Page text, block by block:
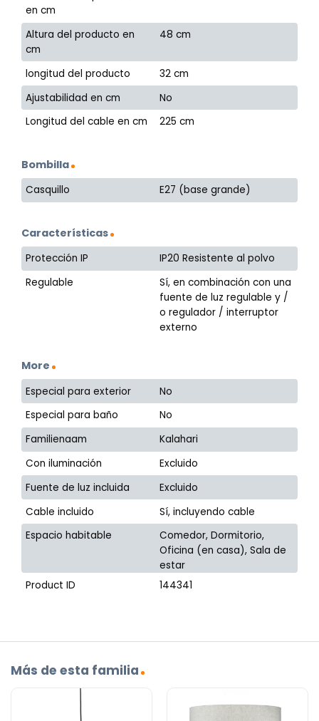
en cm
Altura del producto en
cm
48 cm
longitud del producto
32 cm
Ajustabilidad en cm
No
Longitud del cable en cm
225 cm
Bombilla
Casquillo E27 (base grande)
Características
Protección IP
IP20 Resistente al polvo
Regulable
Sí, en combinación con una
fuente de luz regulable y /
o regulador / interruptor
externo
More
Especial para exterior
No
Especial para baño
No
Familienaam
Kalahari
Con iluminación
Excluido
Fuente de luz incluida
Excluido
Cable incluido
Sí, incluyendo cable
Espacio habitable
Comedor, Dormitorio,
Oficina (en casa), Sala de
estar
Product ID
144341
Más de esta familia